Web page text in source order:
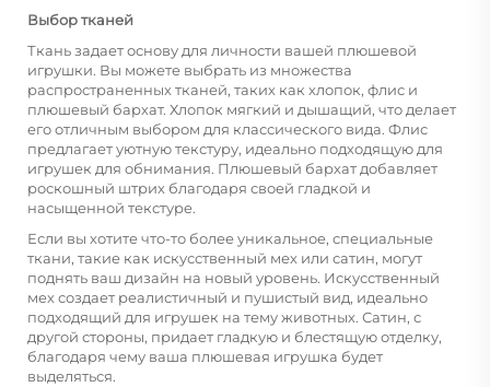
Выбор тканей
Ткань задает основу для личности вашей плюшевой
игрушки. Вы можете выбрать из множества
распространенных тканей, таких как хлопок, флис и
плюшевый бархат. Хлопок мягкий и дышащий, что делает
его отличным выбором для классического вида. Флис
предлагает уютную текстуру, идеально подходящую для
игрушек для обнимания. Плюшевый бархат добавляет
роскошный штрих благодаря своей гладкой и
насыщенной текстуре.
Если вы хотите что-то более уникальное, специальные
ткани, такие как искусственный мех или сатин, могут
поднять ваш дизайн на новый уровень. Искусственный
мех создает реалистичный и пушистый вид, идеально
подходящий для игрушек на тему животных. Сатин, с
другой стороны, придает гладкую и блестящую отделку,
благодаря чему ваша плюшевая игрушка будет
выделяться.